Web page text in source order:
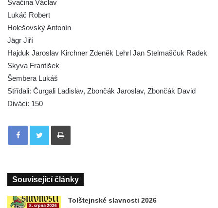
Svačina Václav
Lukáč Robert
Holešovský Antonín
Jägr Jiří
Hajduk Jaroslav Kirchner Zdeněk Lehrl Jan Stelmaščuk Radek
Skyva František
Šembera Lukáš
Střídali: Čurgali Ladislav, Zbončák Jaroslav, Zbončák David
Diváci: 150
Tisknout
Související články
Tolštejnské slavnosti 2026